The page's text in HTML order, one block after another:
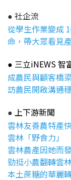
● 社企流
從學生作業變成
命，帶大眾看見
● 三立iNEWS 智
成農民與顧客橋
訪農民開啟溝通
● 上下游新聞
雲林友善農特產
雲林「野食力」
雲林農產因她而
勁挺小農翻轉雲
本土蔗糖的華麗